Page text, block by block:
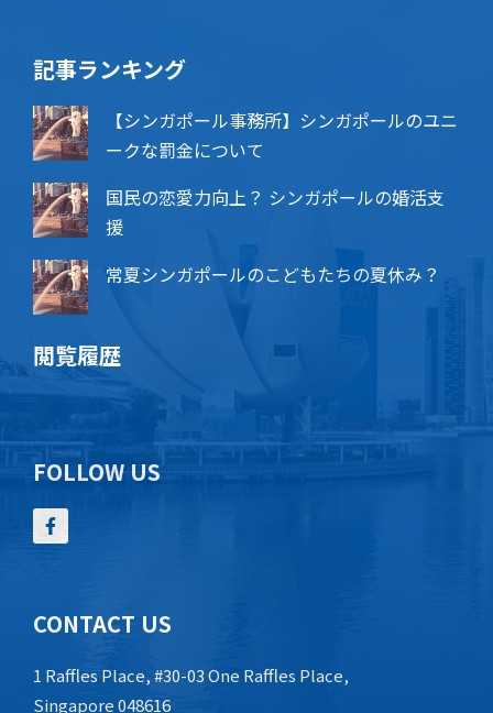
記事ランキング
【シンガポール事務所】シンガポールのユニ
ークな罰金について
国民の恋愛力向上？ シンガポールの婚活支
援
常夏シンガポールのこどもたちの夏休み？
閲覧履歴
FOLLOW US
CONTACT US
1 Raffles Place, #30-03 One Raffles Place,
Singapore 048616